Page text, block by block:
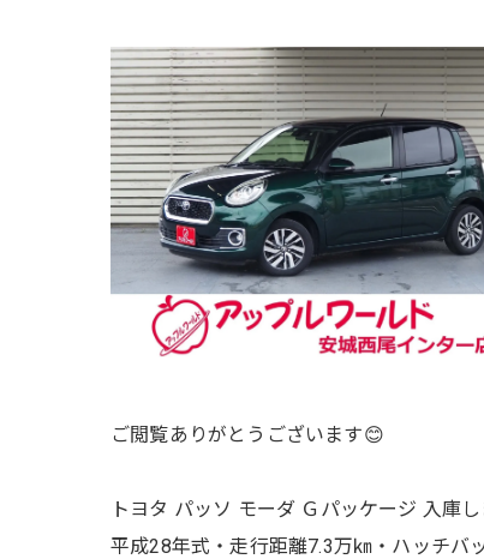
ご閲覧ありがとうございます😊
トヨタ パッソ モーダ Ｇパッケージ 入庫し
平成28年式・走行距離7.3万㎞・ハッチバ